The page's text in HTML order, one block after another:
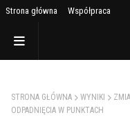
Strona główna Współpraca
STRONA GŁÓWNA WYNIKI
ODPADNIĘCIA W PUNKTACH